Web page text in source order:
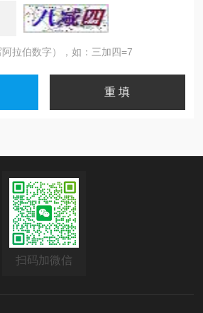
拉伯数字），如：三加四=7
扫码加微信